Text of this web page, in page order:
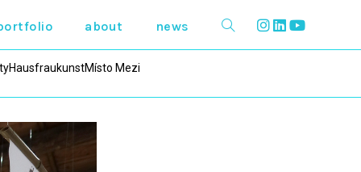
about news
HausfraukunstMísto Mezi